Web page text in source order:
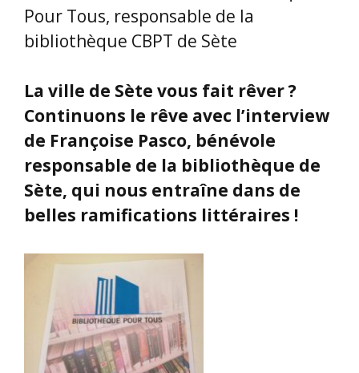
Pour Tous, responsable de la
bibliothèque CBPT de Sète
La ville de Sète vous fait rêver ?
Continuons le rêve avec l’interview
de Françoise Pasco, bénévole
responsable de la bibliothèque de
Sète, qui nous entraîne dans de
belles ramifications littéraires !